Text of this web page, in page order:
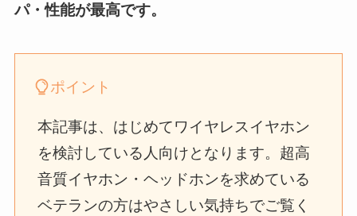
パ・性能が最高です。
ポイント
本記事は、はじめてワイヤレスイヤホン
を検討している人向けとなります。超高
音質イヤホン・ヘッドホンを求めている
ベテランの方はやさしい気持ちでご覧く